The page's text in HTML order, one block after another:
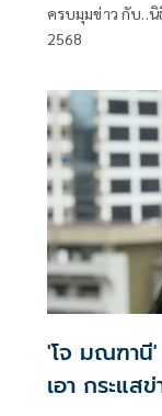
ครบมุมข่าว กับ..
2568
'โจ มณฑานี'
เอา กระแส